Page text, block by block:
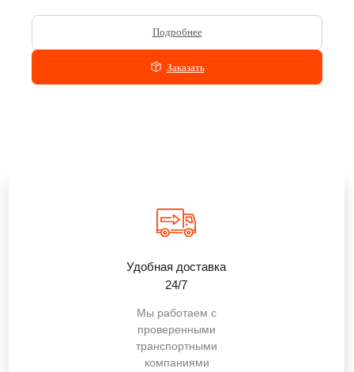
Подробнее
Заказать
Удобная доставка
24/7
Мы работаем с
проверенными
транспортными
компаниями